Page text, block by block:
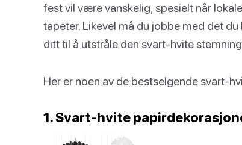
fest vil være vanskelig, spesielt når
tapeter. Likevel må du jobbe med det
ditt til å utstråle den svart-hvite
Her er noen av de bestselgende svart-
1. Svart-hvite